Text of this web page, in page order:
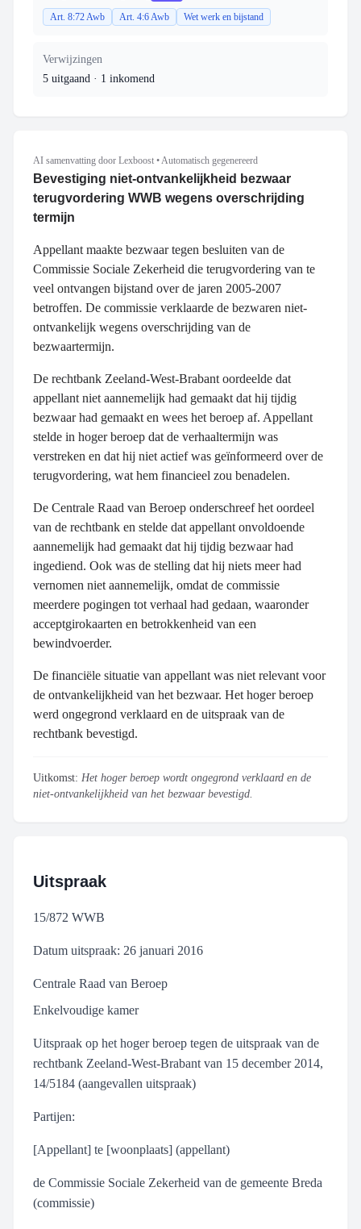
Art. 8:72 Awb Art. 4:6 Awb Wet werk en bijstand
Verwijzingen
5 uitgaand · 1 inkomend
AI samenvatting door Lexboost •Automatisch gegenereerd
Bevestiging niet-ontvankelijkheid bezwaar
terugvordering WWB wegens overschrijding
termijn
Appellant maakte bezwaar tegen besluiten van de
Commissie Sociale Zekerheid die terugvordering van te
veel ontvangen bijstand over de jaren 2005-2007
betroffen. De commissie verklaarde de bezwaren niet-
ontvankelijk wegens overschrijding van de
bezwaartermijn.
De rechtbank Zeeland-West-Brabant oordeelde dat
appellant niet aannemelijk had gemaakt dat hij tijdig
bezwaar had gemaakt en wees het beroep af. Appellant
stelde in hoger beroep dat de verhaaltermijn was
verstreken en dat hij niet actief was geïnformeerd over de
terugvordering, wat hem financieel zou benadelen.
De Centrale Raad van Beroep onderschreef het oordeel
van de rechtbank en stelde dat appellant onvoldoende
aannemelijk had gemaakt dat hij tijdig bezwaar had
ingediend. Ook was de stelling dat hij niets meer had
vernomen niet aannemelijk, omdat de commissie
meerdere pogingen tot verhaal had gedaan, waaronder
acceptgirokaarten en betrokkenheid van een
bewindvoerder.
De financiële situatie van appellant was niet relevant voor
de ontvankelijkheid van het bezwaar. Het hoger beroep
werd ongegrond verklaard en de uitspraak van de
rechtbank bevestigd.
Uitkomst: Het hoger beroep wordt ongegrond verklaard en de
niet-ontvankelijkheid van het bezwaar bevestigd.
Uitspraak
15/872 WWB
Datum uitspraak: 26 januari 2016
Centrale Raad van Beroep
Enkelvoudige kamer
Uitspraak op het hoger beroep tegen de uitspraak van de
rechtbank Zeeland-West-Brabant van 15 december 2014,
14/5184 (aangevallen uitspraak)
Partijen:
[Appellant] te [woonplaats] (appellant)
de Commissie Sociale Zekerheid van de gemeente Breda
(commissie)